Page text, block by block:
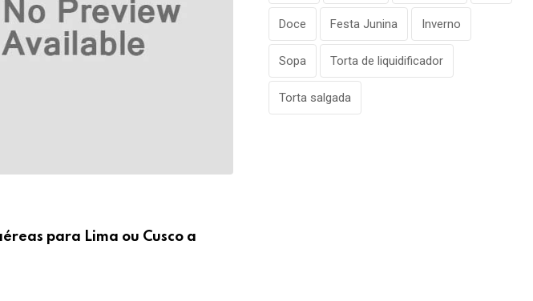
para Lima ou Cusco a
Doce Festa Junina Inverno
Sopa Torta de liquidificador
Torta salgada